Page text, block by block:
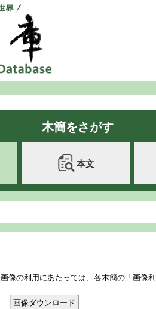
木簡をさがす
本文
画像の利用にあたっては、各木簡の「画像
画像ダウンロード